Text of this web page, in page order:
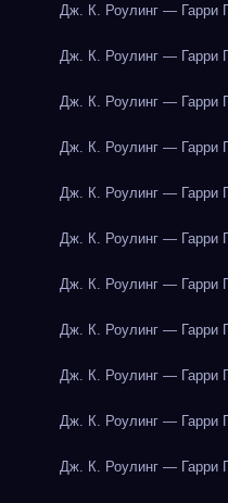
Дж. К. Роулинг — Гарри
Дж. К. Роулинг — Гарри
Дж. К. Роулинг — Гарри
Дж. К. Роулинг — Гарри
Дж. К. Роулинг — Гарри
Дж. К. Роулинг — Гарри
Дж. К. Роулинг — Гарри
Дж. К. Роулинг — Гарри
Дж. К. Роулинг — Гарри
Дж. К. Роулинг — Гарри
Дж. К. Роулинг — Гарри